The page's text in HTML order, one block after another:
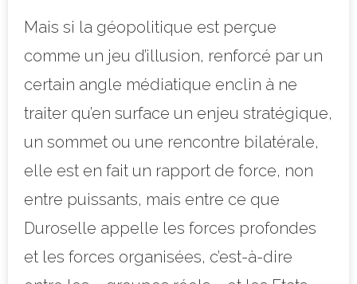
Mais si la géopolitique est perçue
comme un jeu d’illusion, renforcé par un
certain angle médiatique enclin à ne
traiter qu’en surface un enjeu stratégique,
un sommet ou une rencontre bilatérale,
elle est en fait un rapport de force, non
entre puissants, mais entre ce que
Duroselle appelle les forces profondes
et les forces organisées, c’est-à-dire